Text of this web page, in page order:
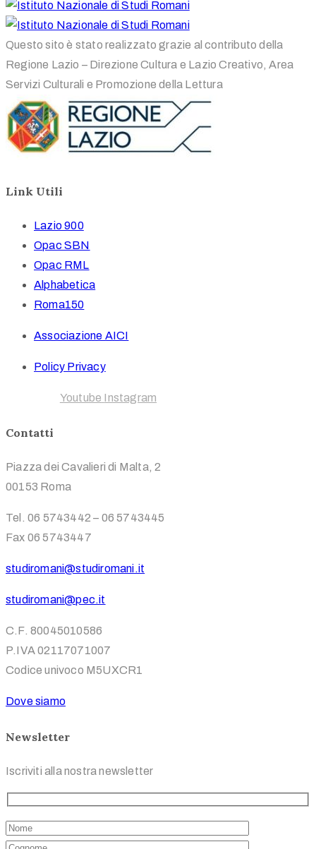
Questo sito è stato realizzato grazie al contributo della
Regione Lazio – Direzione Cultura e Lazio Creativo, Area
Servizi Culturali e Promozione della Lettura
Link Utili
Lazio 900
Opac SBN
Opac RML
Alphabetica
Roma150
Associazione AICI
Policy Privacy
Youtube Instagram
Contatti
Piazza dei Cavalieri di Malta, 2
00153 Roma
Tel. 06 5743442 – 06 5743445
Fax 06 5743447
studiromani@studiromani.it
studiromani@pec.it
C.F. 80045010586
P.IVA 02117071007
Codice univoco M5UXCR1
Dove siamo
Newsletter
Iscriviti alla nostra newsletter